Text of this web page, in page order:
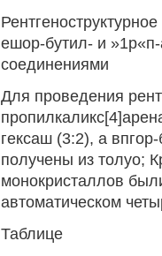
ешор-бутил- и
соединениями
Для проведения
гексаш (3:2), а
получены из толуо;
монокристаллов
автоматическом
Таблице